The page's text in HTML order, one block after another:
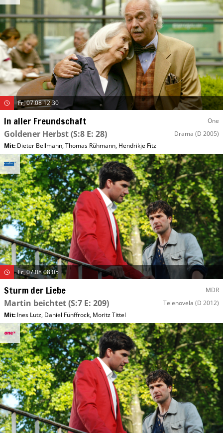
Fr, 07.08 12:30
In aller Freundschaft One
Goldener Herbst(S:8 E: 28) Drama (D 2005)
Mit: Dieter Bellmann,Thomas Rühmann, Hendrikje Fitz
Fr, 07.08 08:05
Sturm der Liebe MDR
Martin beichtet(S:7 E: 209) Telenovela (D 2012)
Mit: Ines Lutz, Daniel Fünffrock, Moritz Tittel